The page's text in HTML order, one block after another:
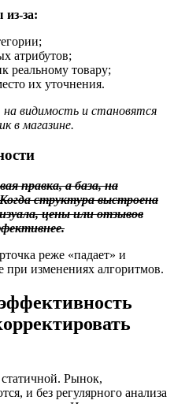
из-за:
атрибутов;
реальному товару;
их уточнения.
видимость и становятся
в магазине.
правка, а база, на
структура выстроена
цены или отзывов
реже «падает» и
при изменениях алгоритмов.
Рынок,
и без регулярного анализа